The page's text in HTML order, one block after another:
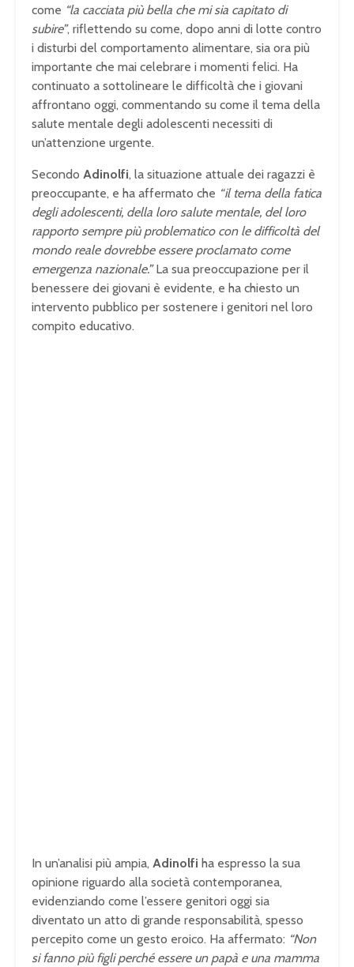
come “la cacciata più bella che mi sia capitato di
subire”, riflettendo su come, dopo anni di lotte contro
i disturbi del comportamento alimentare, sia ora più
importante che mai celebrare i momenti felici. Ha
continuato a sottolineare le difficoltà che i giovani
affrontano oggi, commentando su come il tema della
salute mentale degli adolescenti necessiti di
un’attenzione urgente.
Secondo Adinolfi, la situazione attuale dei ragazzi è
preoccupante, e ha affermato che “il tema della fatica
degli adolescenti, della loro salute mentale, del loro
rapporto sempre più problematico con le difficoltà del
mondo reale dovrebbe essere proclamato come
emergenza nazionale.”La sua preoccupazione per il
benessere dei giovani è evidente, e ha chiesto un
intervento pubblico per sostenere i genitori nel loro
compito educativo.
In un’analisi più ampia, Adinolfi ha espresso la sua
opinione riguardo alla società contemporanea,
evidenziando come l’essere genitori oggi sia
diventato un atto di grande responsabilità, spesso
percepito come un gesto eroico. Ha affermato: “Non
si fanno più figli perché essere un papà e una mamma